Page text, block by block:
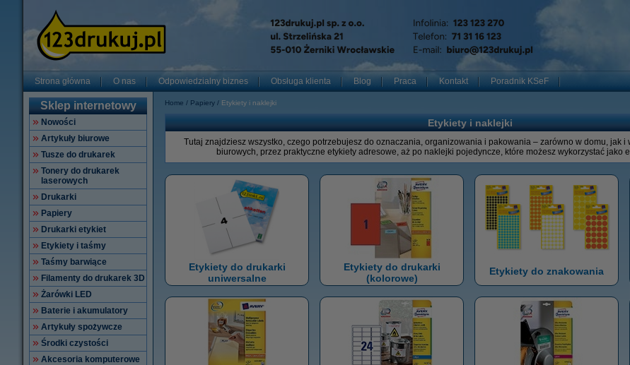
Strona główna O nas Odpowiedzialny biznes Obsługa klienta Blog Praca Kontakt Poradnik KSeF
Sklep internetowy
Nowości
Artykuły biurowe
Tusze do drukarek
Tonery do drukarek
laserowych
Drukarki
Papiery
Drukarki etykiet
Etykiety i taśmy
Taśmy barwiące
Filamenty do drukarek 3D
Żarówki LED
Baterie i akumulatory
Artykuły spożywcze
Środki czystości
Akcesoria komputerowe
Home Papiery Etykiety i naklejki
Etykiety i naklejki
Tutaj znajdziesz wszystko, czego potrzebujesz do oznaczania, organizowania i pakowania – zarówno w domu, jak i
biurowych, przez praktyczne etykiety adresowe, aż po naklejki pojedyncze, które możesz wykorzystać jako
Etykiety do drukarki
uniwersalne
Etykiety do drukarki
(kolorowe)
Etykiety do znakowania